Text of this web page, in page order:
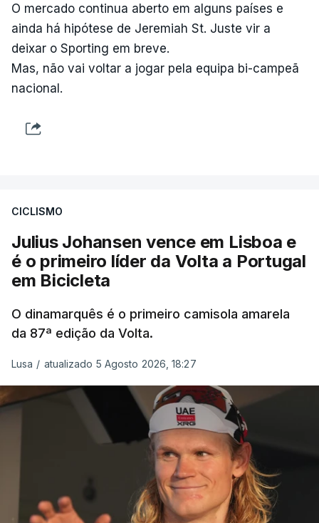
O mercado continua aberto em alguns países e
ainda há hipótese de Jeremiah St. Juste vir a
deixar o Sporting em breve.
Mas, não vai voltar a jogar pela equipa bi-campeã
nacional.
CICLISMO
Julius Johansen vence em Lisboa e
é o primeiro líder da Volta a Portugal
em Bicicleta
O dinamarquês é o primeiro camisola amarela
da 87ª edição da Volta.
Lusa / atualizado 5 Agosto 2026, 18:27